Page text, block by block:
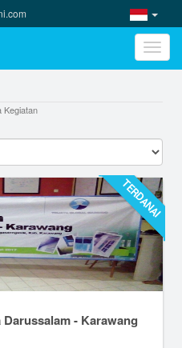
Toggle
Kegiatan
TERDANAI
- Karawang